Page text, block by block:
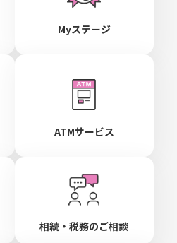
Myステージ
ATMサービス
相続・税務のご相談